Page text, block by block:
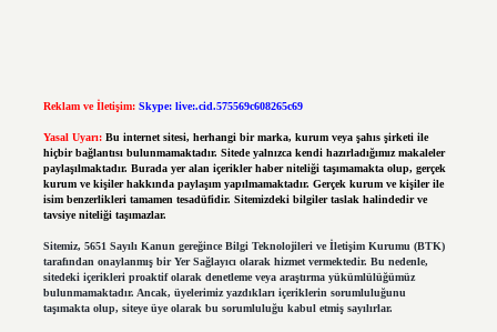
Reklam ve İletişim: Skype: live:.cid.575569c608265c69
Yasal Uyarı: Bu internet sitesi, herhangi bir marka, kurum veya şahıs şirketi ile
hiçbir bağlantısı bulunmamaktadır. Sitede yalnızca kendi hazırladığımız makaleler
paylaşılmaktadır. Burada yer alan içerikler haber niteliği taşımamakta olup, gerçek
kurum ve kişiler hakkında paylaşım yapılmamaktadır. Gerçek kurum ve kişiler ile
isim benzerlikleri tamamen tesadüfidir. Sitemizdeki bilgiler taslak halindedir ve
tavsiye niteliği taşımazlar.
Sitemiz, 5651 Sayılı Kanun gereğince Bilgi Teknolojileri ve İletişim Kurumu (BTK)
tarafından onaylanmış bir Yer Sağlayıcı olarak hizmet vermektedir. Bu nedenle,
sitedeki içerikleri proaktif olarak denetleme veya araştırma yükümlülüğümüz
bulunmamaktadır. Ancak, üyelerimiz yazdıkları içeriklerin sorumluluğunu
taşımakta olup, siteye üye olarak bu sorumluluğu kabul etmiş sayılırlar.